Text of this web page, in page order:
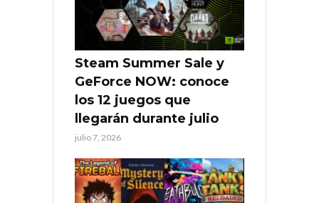
Steam Summer Sale y
GeForce NOW: conoce
los 12 juegos que
llegarán durante julio
julio 7, 2026